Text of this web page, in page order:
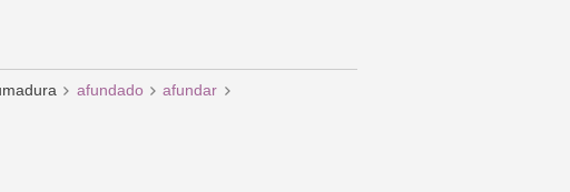
afundado afundar